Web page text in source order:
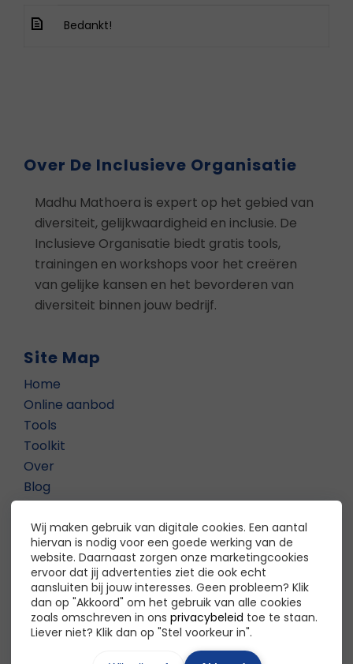
Bedankt!
Over De Inclusieve Organisatie
Madhu Mathoera is expert op het gebied van
diversiteit, gelijkwaardigheid en inclusie. De
Inclusieve Organisatie biedt gratis tools,
trainingen en workshops voor het creëren
van gelijke kansen en het bevorderen van
diversiteit binnen jouw bedrijf.
Site Map
Home
Online aanbod
Tools
Toolkit
Over
Blog
Voorwaarden
Contact
De Inclusieve Organisatie
Madhu Mathoera
Wij maken gebruik van digitale cookies. Een aantal
hiervan is nodig voor een goede werking van de
website. Daarnaast zorgen onze marketingcookies
ervoor dat jij advertenties ziet die ook echt
aansluiten bij jouw interesses. Geen probleem? Klik
dan op "Akkoord" om het gebruik van alle cookies
zoals omschreven in ons privacybeleid toe te staan.
Liever niet? Klik dan op "Stel voorkeur in".